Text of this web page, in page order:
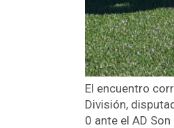
El encuentro
División,
0 ante el AD